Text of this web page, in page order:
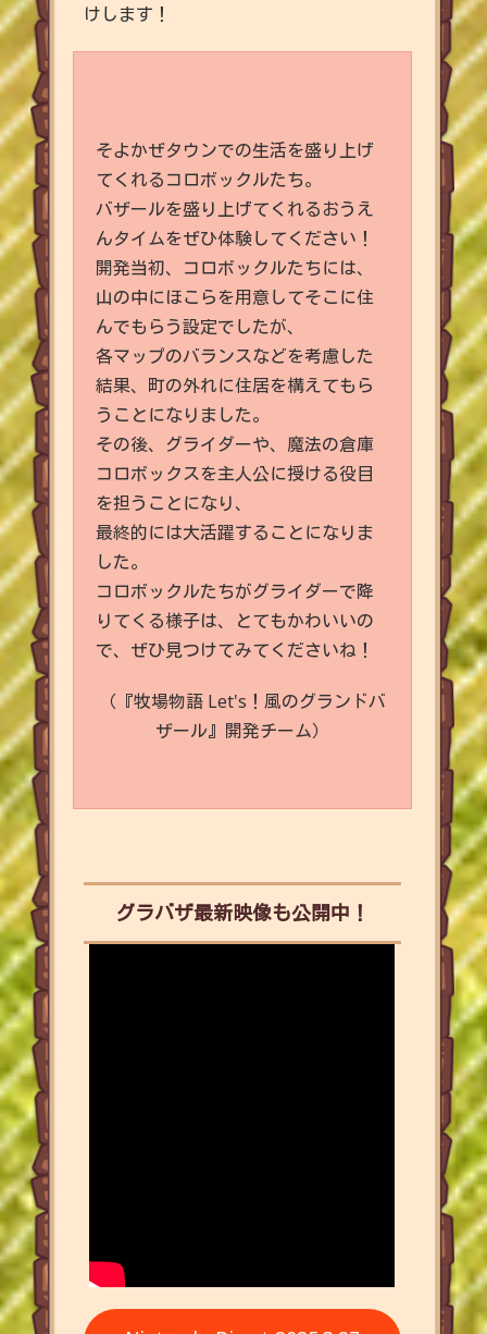
けします！
そよかぜタウンでの生活を盛り上げ
てくれるコロボックルたち。
バザールを盛り上げてくれるおうえ
んタイムをぜひ体験してください！
開発当初、コロボックルたちには、
山の中にほこらを用意してそこに住
んでもらう設定でしたが、
各マップのバランスなどを考慮した
結果、町の外れに住居を構えてもら
うことになりました。
その後、グライダーや、魔法の倉庫
コロボックスを主人公に授ける役目
を担うことになり、
最終的には大活躍することになりま
した。
コロボックルたちがグライダーで降
りてくる様子は、とてもかわいいの
で、ぜひ見つけてみてくださいね！
（『牧場物語 Let's！風のグランドバ
ザール』開発チーム）
グラバザ最新映像も公開中！